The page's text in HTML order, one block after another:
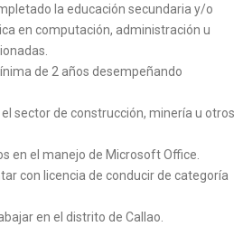
la educación secundaria y/o
en computación, administración u
de 2 años desempeñando
sector de construcción, minería u otros
en el manejo de Microsoft Office.
con licencia de conducir de categoría
en el distrito de Callao.